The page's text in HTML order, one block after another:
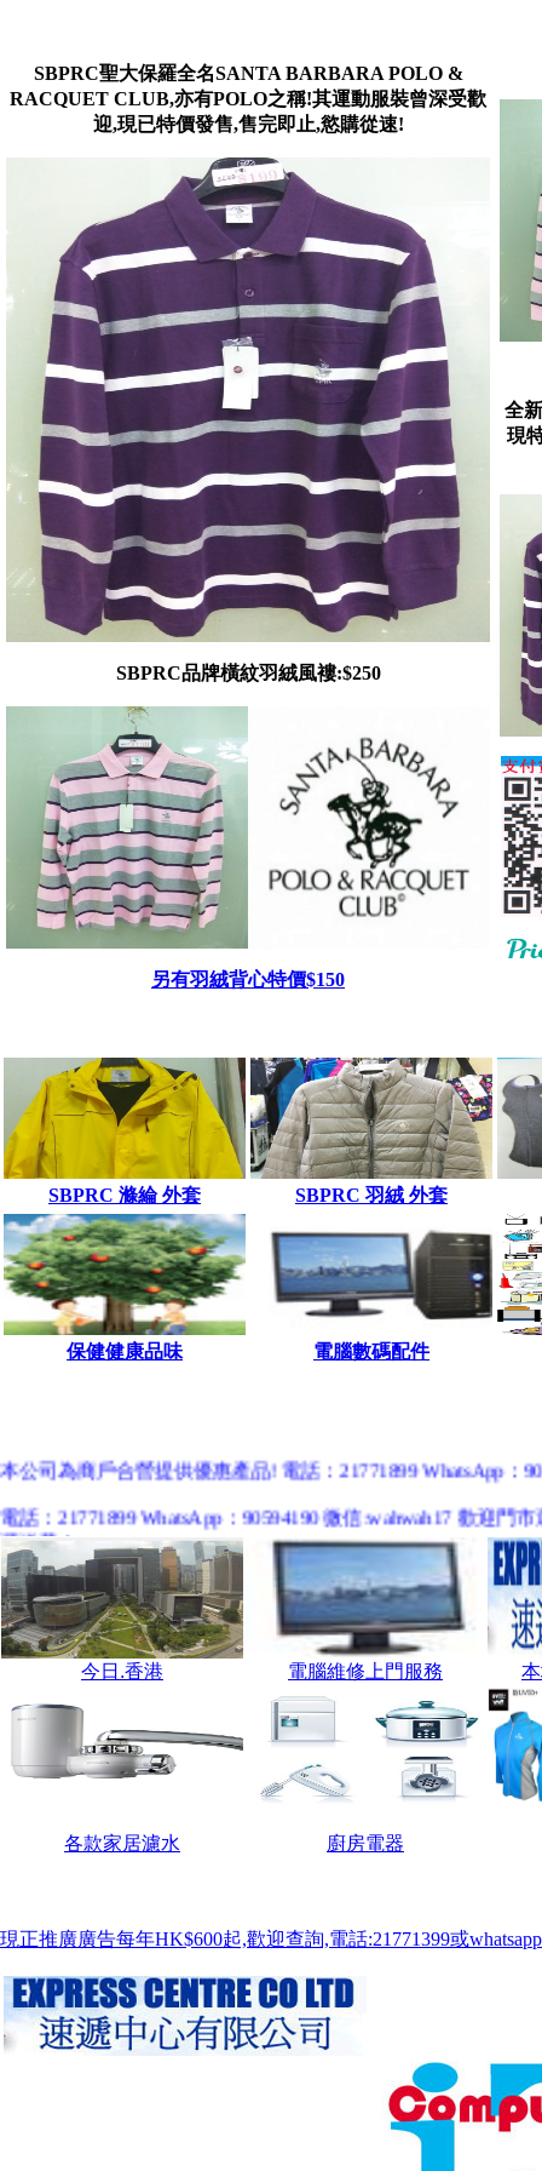
SBPRC聖大保羅全名SANTA BARBARA POLO &
RACQUET CLUB,亦有POLO之稱!其運動服裝曾深受歡
迎,現已特價發售,售完即止,慾購從速!
SBPRC品牌橫紋羽絨風褸:$250
另有羽絨背心特價$150
全
現
SBPRC 滌綸 外套 SBPRC 羽絨 外套
保健健康品味 電腦數碼配件
本公司為商戶合營提供優惠產品! 電話：21771899 WhatsApp：
電話：21771899 WhatsApp：90594190 微信:wahwah17 歡迎
運送費！
中國客戶歡迎使用 淘寶網購https://shop246828133.taobao.com 微
中國客戶歡迎使用 淘寶網購https://shop246828133.taobao.com 微
今日.香港 電腦維修上門服務
各款家居濾水 廚房電器
現正推廣廣告每年HK$600起,歡迎查詢,電話:21771399或